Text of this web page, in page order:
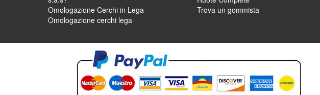
Omologazione Cerchi in Lega
Omologazione cerchi lega
Trova un gommista